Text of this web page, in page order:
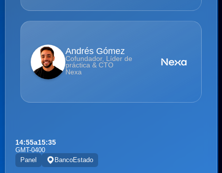
Andrés Gómez
Cofundador, Líder de
práctica & CTO
Nexa
14:55a15:35
GMT-0400
Panel
BancoEstado